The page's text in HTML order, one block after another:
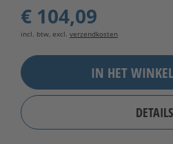
€ 104,09
incl. btw, excl. verzendkosten
IN HET
DETAILS